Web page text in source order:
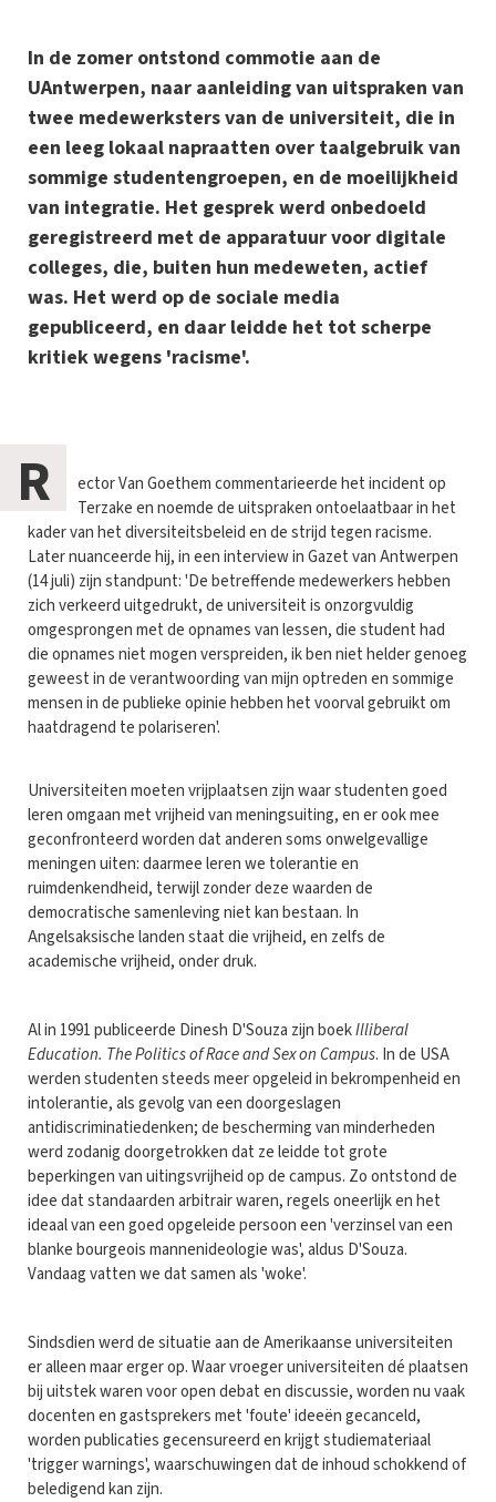
In de zomer ontstond commotie aan de
UAntwerpen, naar aanleiding van uitspraken van
twee medewerksters van de universiteit, die in
een leeg lokaal napraatten over taalgebruik van
sommige studentengroepen, en de moeilijkheid
van integratie. Het gesprek werd onbedoeld
geregistreerd met de apparatuur voor digitale
colleges, die, buiten hun medeweten, actief
was. Het werd op de sociale media
gepubliceerd, en daar leidde het tot scherpe
kritiek wegens 'racisme'.
R
ector Van Goethem commentarieerde het incident op
Terzake en noemde de uitspraken ontoelaatbaar in het
kader van het diversiteitsbeleid en de strijd tegen racisme.
Later nuanceerde hij, in een interview in Gazet van Antwerpen
(14 juli) zijn standpunt: 'De betreffende medewerkers hebben
zich verkeerd uitgedrukt, de universiteit is onzorgvuldig
omgesprongen met de opnames van lessen, die student had
die opnames niet mogen verspreiden, ik ben niet helder genoeg
geweest in de verantwoording van mijn optreden en sommige
mensen in de publieke opinie hebben het voorval gebruikt om
haatdragend te polariseren'.
Universiteiten moeten vrijplaatsen zijn waar studenten goed
leren omgaan met vrijheid van meningsuiting, en er ook mee
geconfronteerd worden dat anderen soms onwelgevallige
meningen uiten: daarmee leren we tolerantie en
ruimdenkendheid, terwijl zonder deze waarden de
democratische samenleving niet kan bestaan. In
Angelsaksische landen staat die vrijheid, en zelfs de
academische vrijheid, onder druk.
Al in 1991 publiceerde Dinesh D'Souza zijn boekIlliberal
Education. The Politics of Race and Sex on Campus. In de USA
werden studenten steeds meer opgeleid in bekrompenheid en
intolerantie, als gevolg van een doorgeslagen
antidiscriminatiedenken; de bescherming van minderheden
werd zodanig doorgetrokken dat ze leidde tot grote
beperkingen van uitingsvrijheid op de campus. Zo ontstond de
idee dat standaarden arbitrair waren, regels oneerlijk en het
ideaal van een goed opgeleide persoon een 'verzinsel van een
blanke bourgeois mannenideologie was', aldus D'Souza.
Vandaag vatten we dat samen als 'woke'.
Sindsdien werd de situatie aan de Amerikaanse universiteiten
er alleen maar erger op. Waar vroeger universiteiten dé plaatsen
bij uitstek waren voor open debat en discussie, worden nu vaak
docenten en gastsprekers met 'foute' ideeën gecanceld,
worden publicaties gecensureerd en krijgt studiemateriaal
'trigger warnings', waarschuwingen dat de inhoud schokkend of
beledigend kan zijn.